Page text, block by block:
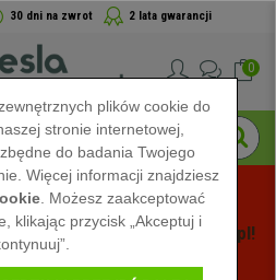
30 dni na zwrot 2 lata gwarancji
0
na Krzeslabiurowepro.pl!
plików cookie do
stronie internetowej,
do badania Twojego
Więcej informacji znajdziesz
. Możesz zaakceptować
klikając przycisk „Akceptuj i